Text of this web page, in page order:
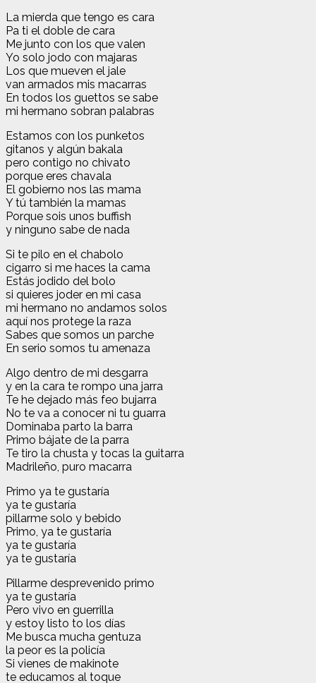
La mierda que tengo es cara
Pa ti el doble de cara
Me junto con los que valen
Yo solo jodo con majaras
Los que mueven el jale
van armados mis macarras
En todos los guettos se sabe
mi hermano sobran palabras
Estamos con los punketos
gitanos y algún bakala
pero contigo no chivato
porque eres chavala
El gobierno nos las mama
Y tú también la mamas
Porque sois unos buffish
y ninguno sabe de nada
Si te pilo en el chabolo
cigarro si me haces la cama
Estás jodido del bolo
si quieres joder en mi casa
mi hermano no andamos solos
aquí nos protege la raza
Sabes que somos un parche
En serio somos tu amenaza
Algo dentro de mi desgarra
y en la cara te rompo una jarra
Te he dejado más feo bujarra
No te va a conocer ni tu guarra
Dominaba parto la barra
Primo bájate de la parra
Te tiro la chusta y tocas la guitarra
Madrileño, puro macarra
Primo ya te gustaría
ya te gustaría
pillarme solo y bebido
Primo, ya te gustaría
ya te gustaría
ya te gustaría
Pillarme desprevenido primo
ya te gustaría
Pero vivo en guerrilla
y estoy listo to los días
Me busca mucha gentuza
la peor es la policía
Si vienes de makinote
te educamos al toque